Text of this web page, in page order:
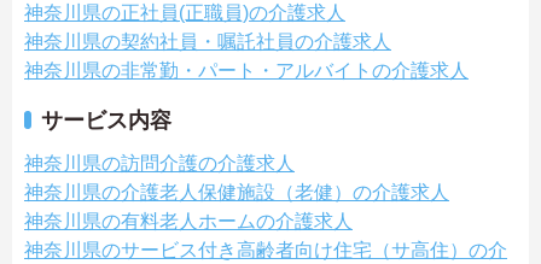
神奈川県の正社員(正職員)の介護求人
神奈川県の契約社員・嘱託社員の介護求人
神奈川県の非常勤・パート・アルバイトの介護求人
サービス内容
神奈川県の訪問介護の介護求人
神奈川県の介護老人保健施設（老健）の介護求人
神奈川県の有料老人ホームの介護求人
神奈川県のサービス付き高齢者向け住宅（サ高住）の介